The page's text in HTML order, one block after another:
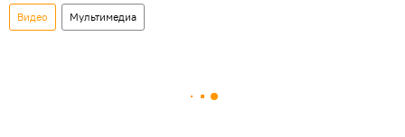
Видео Мультимедиа